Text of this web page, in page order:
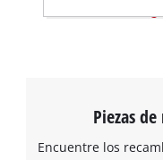
Piezas
Encuentre los